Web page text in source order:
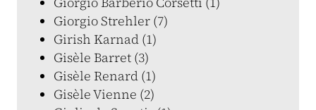
Giorgio Strehler (7)
Girish Karnad (1)
Gisèle Barret (3)
Gisèle Renard (1)
Gisèle Vienne (2)